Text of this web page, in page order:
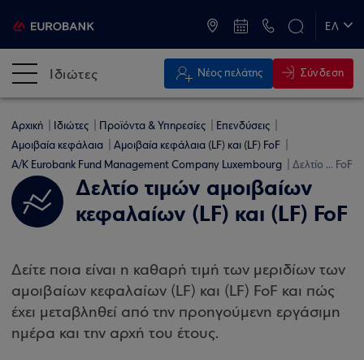
ΕΛ
Ιδιώτες Νέος πελάτης Σύνδεση
Αρχική Ιδιώτες Προϊόντα & Υπηρεσίες
Επενδύσεις
Αμοιβαία κεφάλαια
Αμοιβαία κεφάλαια (LF) και (LF) FoF
Α/Κ Eurobank Fund Management Company Luxembourg
Δελτίο ... FoF
Δελτίο τιμών αμοιβαίων
κεφαλαίων (LF) και (LF) FoF
Δείτε ποια είναι η καθαρή τιμή των μεριδίων των
αμοιβαίων κεφαλαίων (LF) και (LF) FoF και πώς
έχει μεταβληθεί από την προηγούμενη εργάσιμη
ημέρα και την αρχή του έτους.